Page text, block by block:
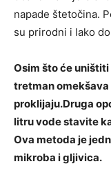
napade štetočina.
su prirodni i lako
Osim što će
tretman
proklijaju.Druga
litru vode stavite
Ova metoda je
mikroba i gljivica.